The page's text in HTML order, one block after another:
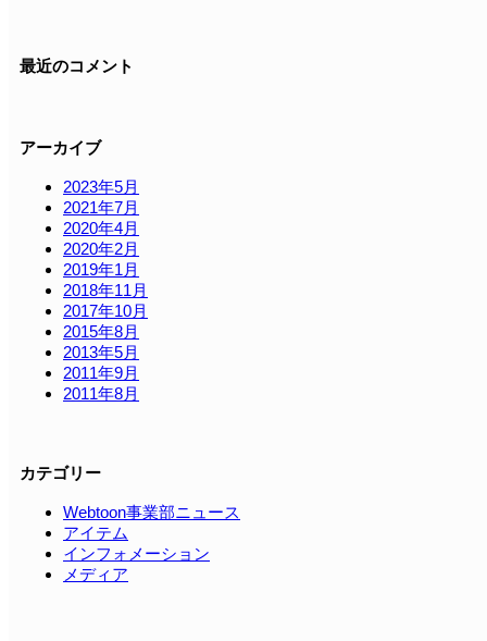
最近のコメント
アーカイブ
2023年5月
2021年7月
2020年4月
2020年2月
2019年1月
2018年11月
2017年10月
2015年8月
2013年5月
2011年9月
2011年8月
カテゴリー
Webtoon事業部ニュース
アイテム
インフォメーション
メディア